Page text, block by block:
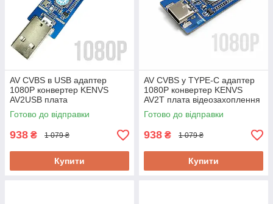
AV CVBS в USB адаптер
1080P конвертер KENVS
AV2USB плата
відеозахоплення аналогового
відео до USB ПК і смартфонів
Готово до відправки
938 ₴ 1 079 ₴
Купити
AV CVBS у TYPE-C адаптер
1080P конвертер KENVS
AV2T плата відеозахоплення
аналогового відео до USB ПК
і смартфонів
Готово до відправки
938 ₴ 1 079 ₴
Купити